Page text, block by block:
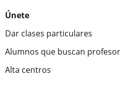
Únete
Dar clases particulares
Alumnos que buscan profesor
Alta centros